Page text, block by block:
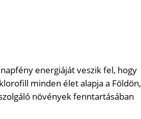
energiáját veszik fel, hogy
minden élet alapja a Földön,
növények fenntartásában